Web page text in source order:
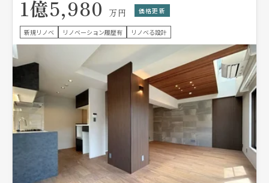
1億5,980 万円 価格更新
新規リノベ リノベーション履歴有 リノベる設計